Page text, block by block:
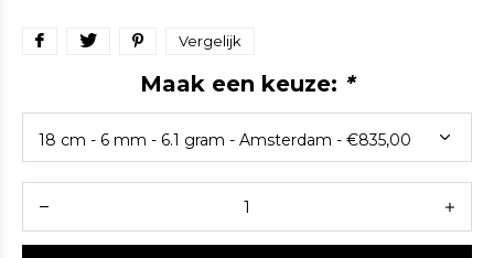
Vergelijk
Maak een keuze: *